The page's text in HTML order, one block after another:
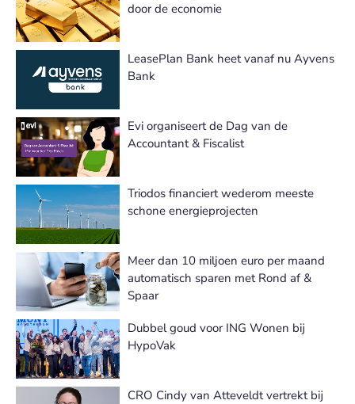
door de economie
LeasePlan Bank heet vanaf nu Ayvens
Bank
Evi organiseert de Dag van de
Accountant & Fiscalist
Triodos financiert wederom meeste
schone energieprojecten
Meer dan 10 miljoen euro per maand
automatisch sparen met Rond af &
Spaar
Dubbel goud voor ING Wonen bij
HypoVak
CRO Cindy van Atteveldt vertrekt bij